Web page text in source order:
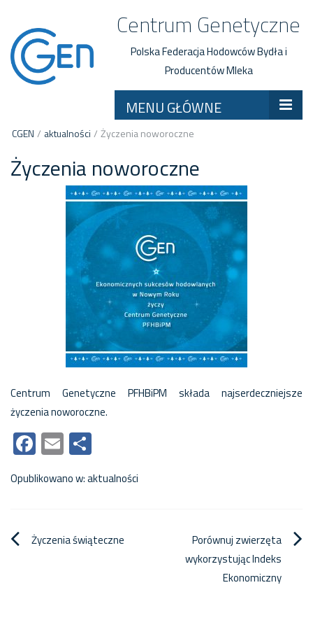
Centrum Genetyczne
Polska Federacja Hodowców Bydła i
Producentów Mleka
MENU GŁÓWNE
CGEN / aktualności / Życzenia noworoczne
Życzenia noworoczne
Centrum Genetyczne PFHBiPM składa najserdeczniejsze
życzenia noworoczne.
Facebook
Email
Opublikowano w:aktualności
Nawigacja
Życzenia świąteczne
Porównuj zwierzęta
wykorzystując Indeks
Ekonomiczny